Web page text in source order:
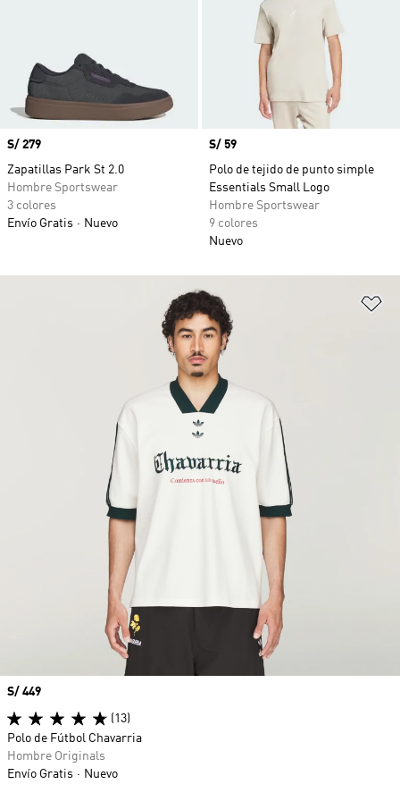
Precio
S/ 279
Zapatillas Park St 2.0
Hombre Sportswear
3 colores
Envío Gratis
Nuevo
Precio
S/ 59
Polo de tejido de punto simple
Essentials Small Logo
Hombre Sportswear
9 colores
Nuevo
Precio
S/ 449
(13)
Polo de Fútbol Chavarria
Hombre Originals
Envío Gratis
Nuevo